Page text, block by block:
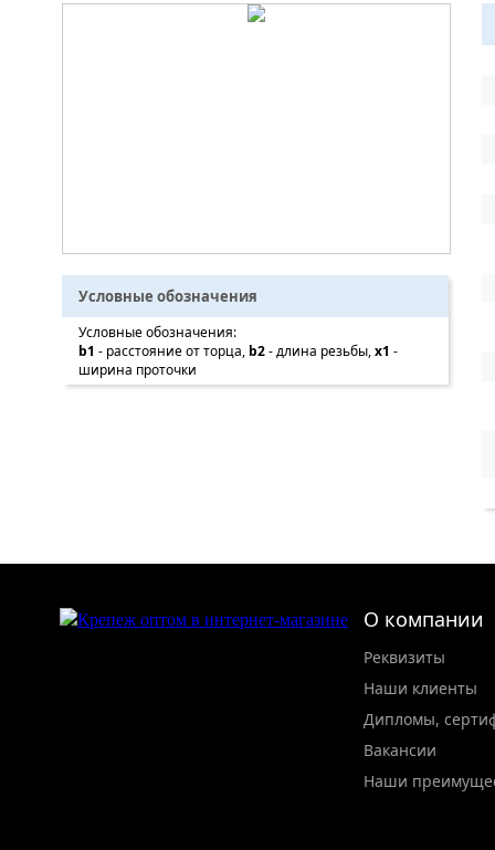
Условные обозначения
Условные обозначения:
b1 - расстояние от торца, b2- длина резьбы,x1 -
ширина проточки
О компании
Реквизиты
Наши клиенты
Дипломы,
Вакансии
Наши